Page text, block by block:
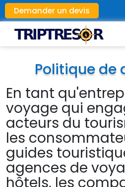
Demander un devis
Politique de
En tant
voyage qui
acteurs du
les
guides
agences de
hôtels, les